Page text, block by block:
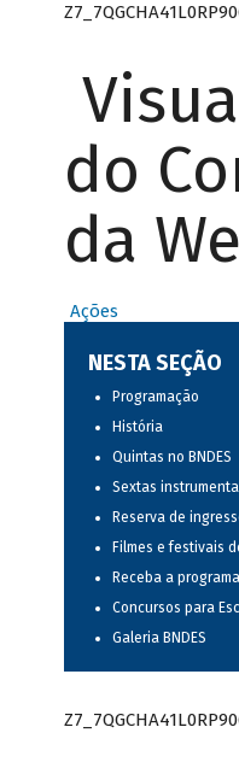
do
da
Ações
NESTA SEÇÃO
Programação
História
Quintas no BNDES
Sextas
Reserva de
Filmes e festivais
Receba a
Concursos para
Galeria BNDES